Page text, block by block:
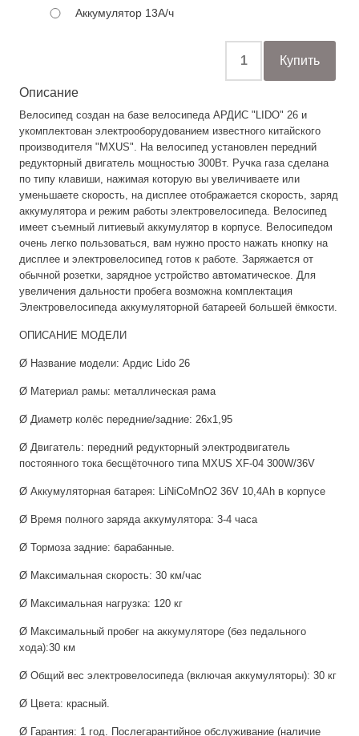
Аккумулятор 13А/ч
Описание
Велосипед создан на базе велосипеда АРДИС "LIDO" 26 и
укомплектован электрооборудованием известного китайского
производителя "MXUS". На велосипед установлен передний
редукторный двигатель мощностью 300Вт. Ручка газа сделана
по типу клавиши, нажимая которую вы увеличиваете или
уменьшаете скорость, на дисплее отображается скорость, заряд
аккумулятора и режим работы электровелосипеда. Велосипед
имеет съемный литиевый аккумулятор в корпусе. Велосипедом
очень легко пользоваться, вам нужно просто нажать кнопку на
дисплее и электровелосипед готов к работе. Заряжается от
обычной розетки, зарядное устройство автоматическое. Для
увеличения дальности пробега возможна комплектация
Электровелосипеда аккумуляторной батареей большей ёмкости.
ОПИСАНИЕ МОДЕЛИ
Ø Название модели: Ардис Lido 26
Ø Материал рамы: металлическая рама
Ø Диаметр колёс передние/задние: 26х1,95
Ø Двигатель: передний редукторный электродвигатель
постоянного тока бесщёточного типа MXUS XF-04 300W/36V
Ø Аккумуляторная батарея: LiNiCoMnO2 36V 10,4Ah в корпусе
Ø Время полного заряда аккумулятора: 3-4 часа
Ø Тормоза задние: барабанные.
Ø Максимальная скорость: 30 км/час
Ø Максимальная нагрузка: 120 кг
Ø Максимальный пробег на аккумуляторе (без педального
хода):30 км
Ø Общий вес электровелосипеда (включая аккумуляторы): 30 кг
Ø Цвета: красный.
Ø Гарантия: 1 год. Послегарантийное обслуживание (наличие